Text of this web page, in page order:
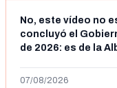
No, este vídeo no
concluyó el
de 2026: es de la
07/08/2026